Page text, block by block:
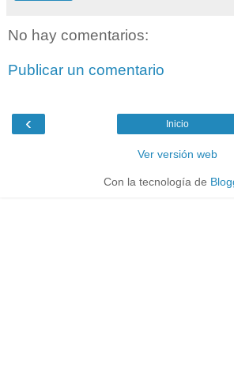
No hay comentarios:
Publicar un comentario
‹ Inicio
Ver versión web
Con la tecnología de